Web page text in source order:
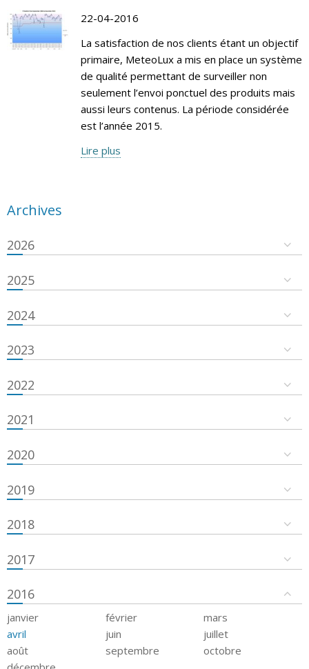
22-04-2016
La satisfaction de nos clients étant un objectif
primaire, MeteoLux a mis en place un système
de qualité permettant de surveiller non
seulement l’envoi ponctuel des produits mais
aussi leurs contenus. La période considérée
est l’année 2015.
Lire plus
Archives
2026
2025
2024
2023
2022
2021
2020
2019
2018
2017
2016
janvier février
mars
avril
juin
juillet
août
septembre
octobre